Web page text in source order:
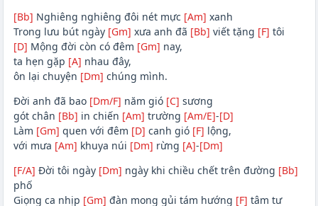
[Bb] Nghiêng nghiêng đôi nét mực [Am] xanh
Trong lưu bút ngày [Gm] xưa anh đã [Bb] viết tặng [F] tôi
[D] Mộng đời còn có đêm [Gm] nay,
ta hẹn gặp [A] nhau đây,
ôn lại chuyện [Dm] chúng mình.
Đời anh đã bao [Dm/F] năm gió [C] sương
gót chân [Bb] in chiến [Am] trường [Am/E]-[D]
Làm [Gm] quen với đêm [D] canh gió [F] lộng,
với mưa [Am] khuya núi [Dm] rừng [A]-[Dm]
[F/A] Đời tôi ngày [Dm] ngày khi chiều chết trên đường [Bb]
phố
Giọng ca nhịp [Gm] đàn mong gủi tám hướng [F] tâm tư